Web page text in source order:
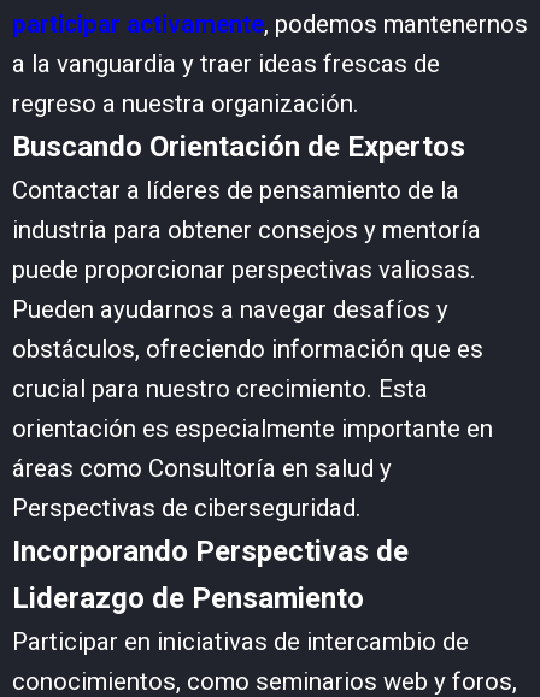
participar activamente, podemos mantenernos
a la vanguardia y traer ideas frescas de
regreso a nuestra organización.
Buscando Orientación de Expertos
Contactar a líderes de pensamiento de la
industria para obtener consejos y mentoría
puede proporcionar perspectivas valiosas.
Pueden ayudarnos a navegar desafíos y
obstáculos, ofreciendo información que es
crucial para nuestro crecimiento. Esta
orientación es especialmente importante en
áreas como Consultoría en salud y
Perspectivas de ciberseguridad.
Incorporando Perspectivas de
Liderazgo de Pensamiento
Participar en iniciativas de intercambio de
conocimientos, como seminarios web y foros,